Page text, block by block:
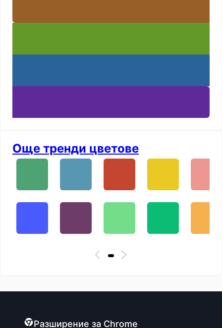
Още тренди цветове
Разширение за Chrome